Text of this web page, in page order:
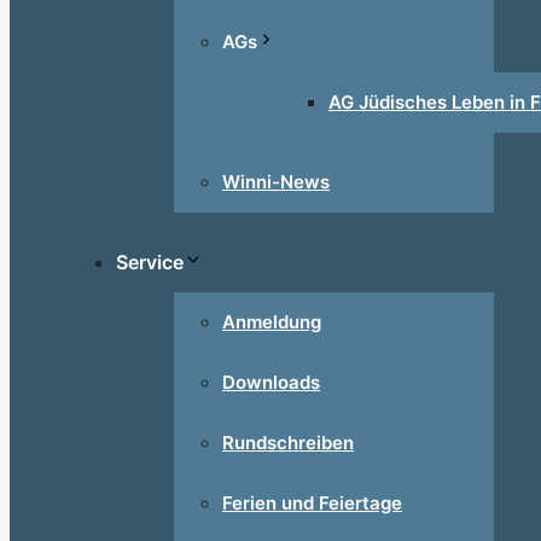
AGs
AG Jüdisches Leben in
Winni-News
Service
Anmeldung
Downloads
Rundschreiben
Ferien und Feiertage